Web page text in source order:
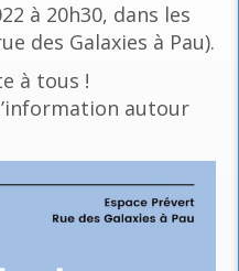
à 20h30, dans les
des Galaxies à Pau).
à tous !
autour